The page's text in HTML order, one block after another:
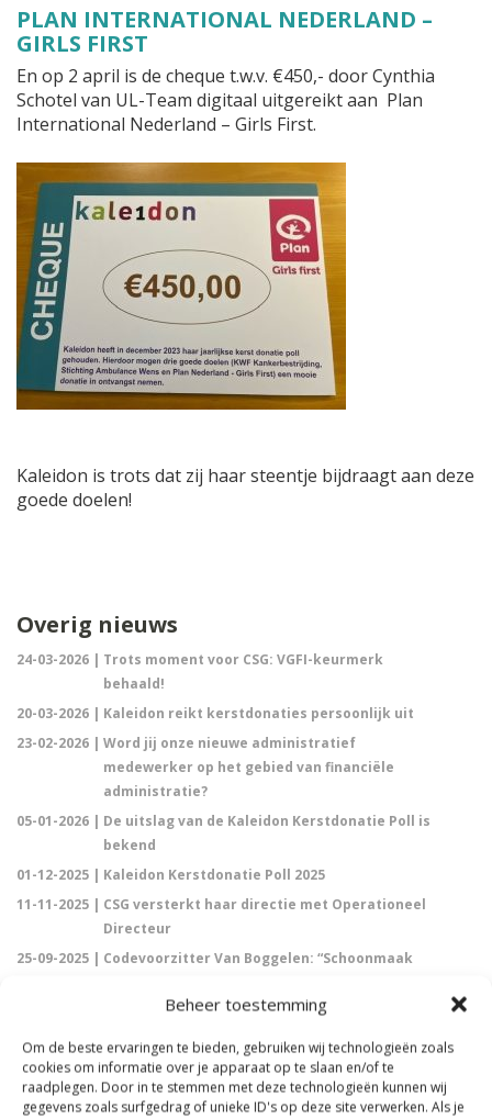
Beheer toestemming
Om de beste ervaringen te bieden, gebruiken wij technologieën zoals
cookies om informatie over je apparaat op te slaan en/of te
raadplegen. Door in te stemmen met deze technologieën kunnen wij
gegevens zoals surfgedrag of unieke ID's op deze site verwerken. Als je
PLAN INTERNATIONAL NEDERLAND –
GIRLS FIRST
En op 2 april is de cheque t.w.v. €450,- door Cynthia
Schotel van UL-Team digitaal uitgereikt aan Plan
International Nederland – Girls First.
Kaleidon is trots dat zij haar steentje bijdraagt aan deze
goede doelen!
Overig nieuws
24-03-2026 | Trots moment voor CSG: VGFI-keurmerk
behaald!
20-03-2026 | Kaleidon reikt kerstdonaties persoonlijk uit
23-02-2026 | Word jij onze nieuwe administratief
medewerker op het gebied van financiële
administratie?
05-01-2026 | De uitslag van de Kaleidon Kerstdonatie Poll is
bekend
01-12-2025 | Kaleidon Kerstdonatie Poll 2025
11-11-2025 | CSG versterkt haar directie met Operationeel
Directeur
25-09-2025 | Codevoorzitter Van Boggelen: “Schoonmaak
Schoonmaak cruciaal voor infectiepreventie
13-07-2025 | Belinda draagt leiding UL-Team over aan Anne-
Marie van Eijden-Jansen
05-06-2025 | Tour Facilitair 2025: 80km in de benen!